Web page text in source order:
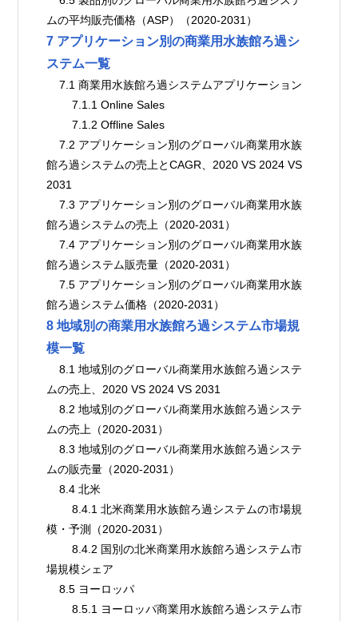
ムの平均販売価格（ASP）（2020-2031）
7 アプリケーション別の商業用水族館ろ過シ
ステム一覧
    7.1 商業用水族館ろ過システムアプリケーション
        7.1.1 Online Sales
        7.1.2 Offline Sales
    7.2 アプリケーション別のグローバル商業用水族
館ろ過システムの売上とCAGR、2020 VS 2024 VS
2031
    7.3 アプリケーション別のグローバル商業用水族
館ろ過システムの売上（2020-2031）
    7.4 アプリケーション別のグローバル商業用水族
館ろ過システム販売量（2020-2031）
    7.5 アプリケーション別のグローバル商業用水族
館ろ過システム価格（2020-2031）
8 地域別の商業用水族館ろ過システム市場規
模一覧
    8.1 地域別のグローバル商業用水族館ろ過システ
ムの売上、2020 VS 2024 VS 2031
    8.2 地域別のグローバル商業用水族館ろ過システ
ムの売上（2020-2031）
    8.3 地域別のグローバル商業用水族館ろ過システ
ムの販売量（2020-2031）
    8.4 北米
        8.4.1 北米商業用水族館ろ過システムの市場規
模・予測（2020-2031）
        8.4.2 国別の北米商業用水族館ろ過システム市
場規模シェア
    8.5 ヨーロッパ
        8.5.1 ヨーロッパ商業用水族館ろ過システム市